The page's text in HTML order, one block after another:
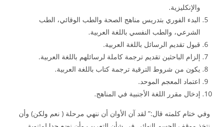
والإنكليزية.
البدء الفوري بتدريس مناهج الصحة والطب الوقائي، الطب
الشرعي، والطب النفسي باللغة العربية.
قبول تقديم الرسائل باللغة العربية.
إلزام الباحثين تقديم ترجمة كاملة لرسائلهم باللغة العربية.
يكون من شروط الترقية ترجمة كتاب باللغة العربية.
اعتماد المعجم الموحد.
إدخال مقرر اللغة الأجنبية في المناهج.
وفي ختام كلمته قال:” لقد آن الأوان أن ننهي مرحلة ( نعم ولكن) وأن